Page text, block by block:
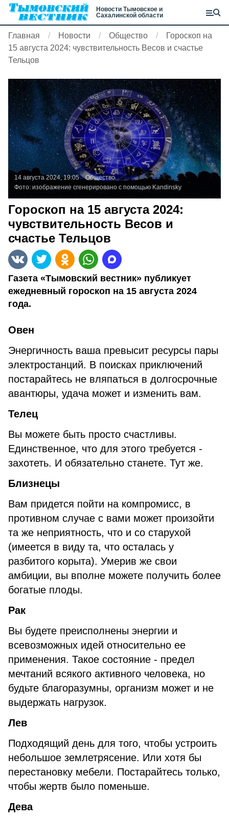
Новости Тымовское и
Сахалинской области
Главная Новости Общество
Гороскоп на
15 августа 2024: чувствительность Весов и счастье
Тельцов
14 августа 2024, 19:05
Общество
Фото: изображение сгенерировано с помощью Kandinsky
Гороскоп на 15 августа 2024:
чувствительность Весов и
счастье Тельцов
Газета «Тымовский вестник» публикует
ежедневный гороскоп на 15 августа 2024
года.
Овен
Энергичность ваша превысит ресурсы пары
электростанций. В поисках приключений
постарайтесь не вляпаться в долгосрочные
авантюры, удача может и изменить вам.
Телец
Вы можете быть просто счастливы.
Единственное, что для этого требуется -
захотеть. И обязательно станете. Тут же.
Близнецы
Вам придется пойти на компромисс, в
противном случае с вами может произойти
та же неприятность, что и со старухой
(имеется в виду та, что осталась у
разбитого корыта). Умерив же свои
амбиции, вы вполне можете получить более
богатые плоды.
Рак
Вы будете преисполнены энергии и
всевозможных идей относительно ее
применения. Такое состояние - предел
мечтаний всякого активного человека, но
будьте благоразумны, организм может и не
выдержать нагрузок.
Лев
Подходящий день для того, чтобы устроить
небольшое землетрясение. Или хотя бы
перестановку мебели. Постарайтесь только,
чтобы жертв было поменьше.
Дева